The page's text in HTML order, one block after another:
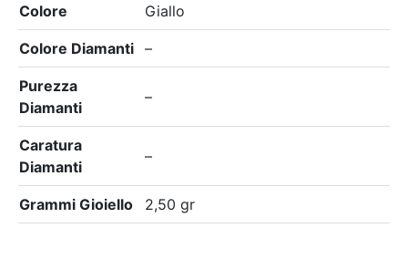
Colore Giallo
Colore Diamanti –
Purezza
Diamanti
–
Caratura
Diamanti
–
Grammi Gioiello 2,50 gr